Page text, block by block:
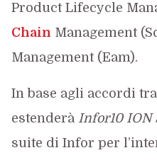
Product Lifecycle
Chain Management
Management (Eam).
In base agli accordi
estenderà Infor10 ION
suite di Infor per